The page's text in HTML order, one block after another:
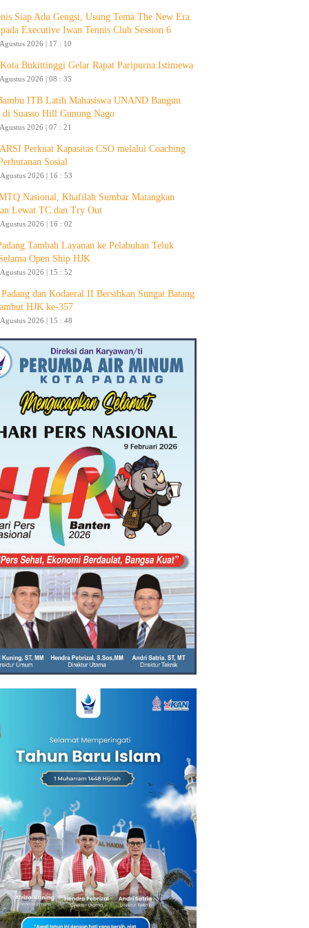
Siap Adu Gengsi, Usung Tema The New Era
Executive Iwan Tennis Club Session 6
2026 | 17 : 10
Bukittinggi Gelar Rapat Paripurna Istimewa
2026 | 08 : 35
ITB Latih Mahasiswa UNAND Bangun
di Suasso Hill Gunung Nago
2026 | 07 : 21
Perkuat Kapasitas CSO melalui Coaching
Sosial
2026 | 16 : 53
Nasional, Khafilah Sumbar Matangkan
Lewat TC dan Try Out
2026 | 16 : 02
Tambah Layanan ke Pelabuhan Teluk
Open Ship HJK
2026 | 15 : 52
dan Kodaeral II Bersihkan Sungai Batang
HJK ke-357
2026 | 15 : 48